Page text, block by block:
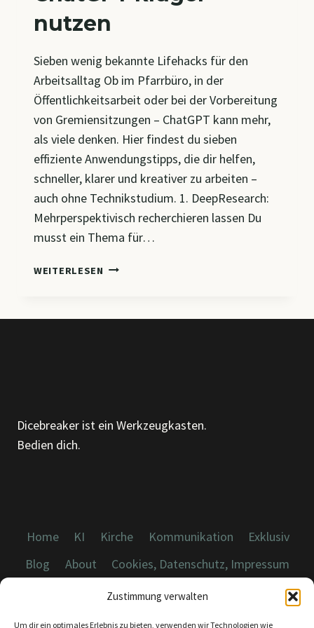
Zustimmung verwalten
Um dir ein optimales Erlebnis zu bieten, verwenden wir Technologien wie
nutzen
Sieben wenig bekannte Lifehacks für den
Arbeitsalltag Ob im Pfarrbüro, in der
Öffentlichkeitsarbeit oder bei der Vorbereitung
von Gremiensitzungen – ChatGPT kann mehr,
als viele denken. Hier findest du sieben
effiziente Anwendungstipps, die dir helfen,
schneller, klarer und kreativer zu arbeiten –
auch ohne Technikstudium. 1. DeepResearch:
Mehrperspektivisch recherchieren lassen Du
musst ein Thema für…
WEITERLESEN CHATGPT
Dicebreaker ist ein Werkzeugkasten.
Bedien dich.
Home KI Kirche Kommunikation
Exklusiv
Blog
About Cookies, Datenschutz, Impressum